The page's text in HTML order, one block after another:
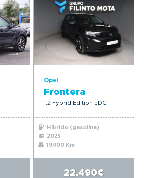
Opel
Frontera
1.2 Hybrid Edition eDCT
Híbrido (gasolina)
2025
19000 Km
22.490€